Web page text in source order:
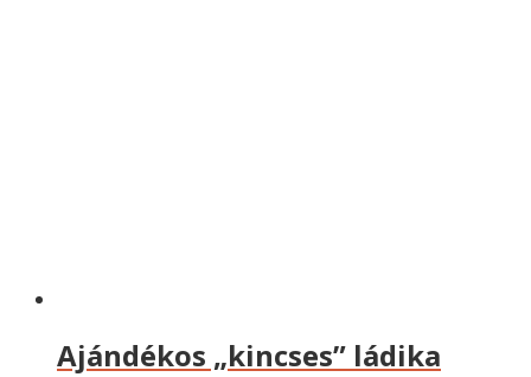
Ajándékos „kincses” ládika